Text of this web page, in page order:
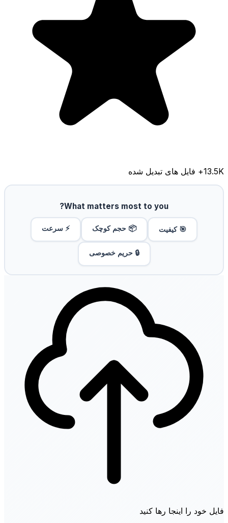
13.5K+ فایل های تبدیل شده
What matters most to you?
🎯 کیفیت 📦 حجم کوچک ⚡ سرعت
🔒 حریم خصوصی
فایل خود را اینجا رها کنید